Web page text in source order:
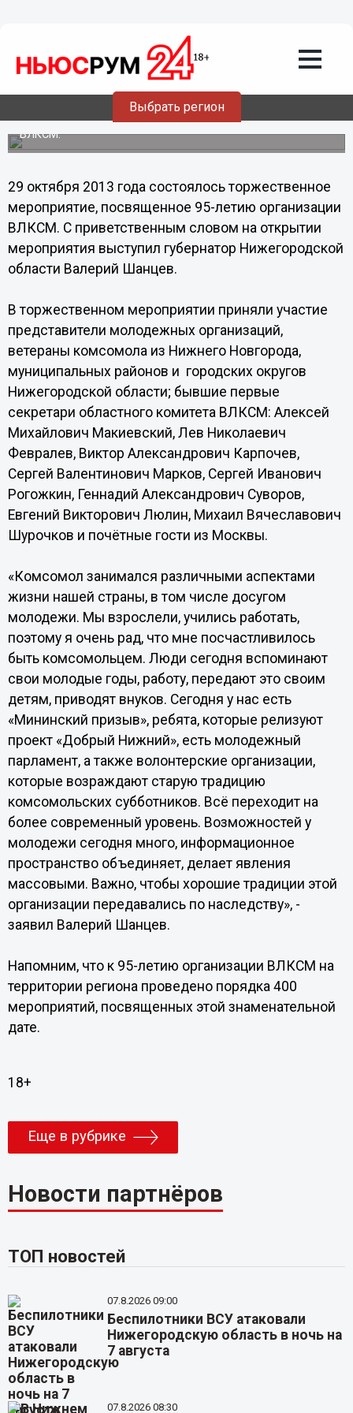
Выбрать регион
Важно, чтобы хорошие традиции
комсомола передавались по
наследству, - Шанцев
Губернатор принял участие в торжественном
мероприятии, посвященном 95-летию организации
ВЛКСМ.
29 октября 2013 года состоялось торжественное
мероприятие, посвященное 95-летию организации
ВЛКСМ. С приветственным словом на открытии
мероприятия выступил губернатор Нижегородской
области Валерий Шанцев.
В торжественном мероприятии приняли участие
представители молодежных организаций,
ветераны комсомола из Нижнего Новгорода,
муниципальных районов и городских округов
Нижегородской области; бывшие первые
секретари областного комитета ВЛКСМ: Алексей
Михайлович Макиевский, Лев Николаевич
Февралев, Виктор Александрович Карпочев,
Сергей Валентинович Марков, Сергей Иванович
Рогожкин, Геннадий Александрович Суворов,
Евгений Викторович Люлин, Михаил Вячеславович
Шурочков и почётные гости из Москвы.
«Комсомол занимался различными аспектами
жизни нашей страны, в том числе досугом
молодежи. Мы взрослели, учились работать,
поэтому я очень рад, что мне посчастливилось
быть комсомольцем. Люди сегодня вспоминают
свои молодые годы, работу, передают это своим
детям, приводят внуков. Сегодня у нас есть
«Мининский призыв», ребята, которые релизуют
проект «Добрый Нижний», есть молодежный
парламент, а также волонтерские организации,
которые возраждают старую традицию
комсомольских субботников. Всё переходит на
более современный уровень. Возможностей у
молодежи сегодня много, информационное
пространство объединяет, делает явления
массовыми. Важно, чтобы хорошие традиции этой
организации передавались по наследству», -
заявил Валерий Шанцев.
Напомним, что к 95-летию организации ВЛКСМ на
территории региона проведено порядка 400
мероприятий, посвященных этой знаменательной
дате.
18+
Еще в рубрике
Новости партнёров
ТОП новостей
07.8.2026 09:00
Беспилотники ВСУ атаковали
Нижегородскую область в ночь на
7 августа
07.8.2026 08:30